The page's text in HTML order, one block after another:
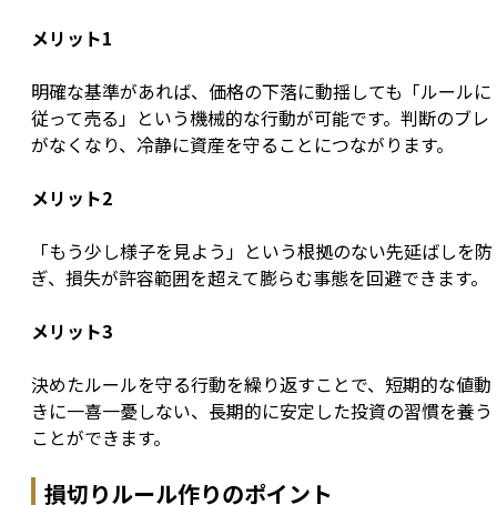
メリット1
明確な基準があれば、価格の下落に動揺しても「ルールに
従って売る」という機械的な行動が可能です。判断のブレ
がなくなり、冷静に資産を守ることにつながります。
メリット2
「もう少し様子を見よう」という根拠のない先延ばしを防
ぎ、損失が許容範囲を超えて膨らむ事態を回避できます。
メリット3
決めたルールを守る行動を繰り返すことで、短期的な値動
きに一喜一憂しない、長期的に安定した投資の習慣を養う
ことができます。
損切りルール作りのポイント